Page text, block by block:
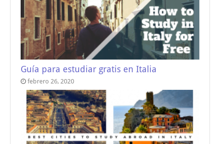
Guía para estudiar gratis en Italia
febrero 26, 2020